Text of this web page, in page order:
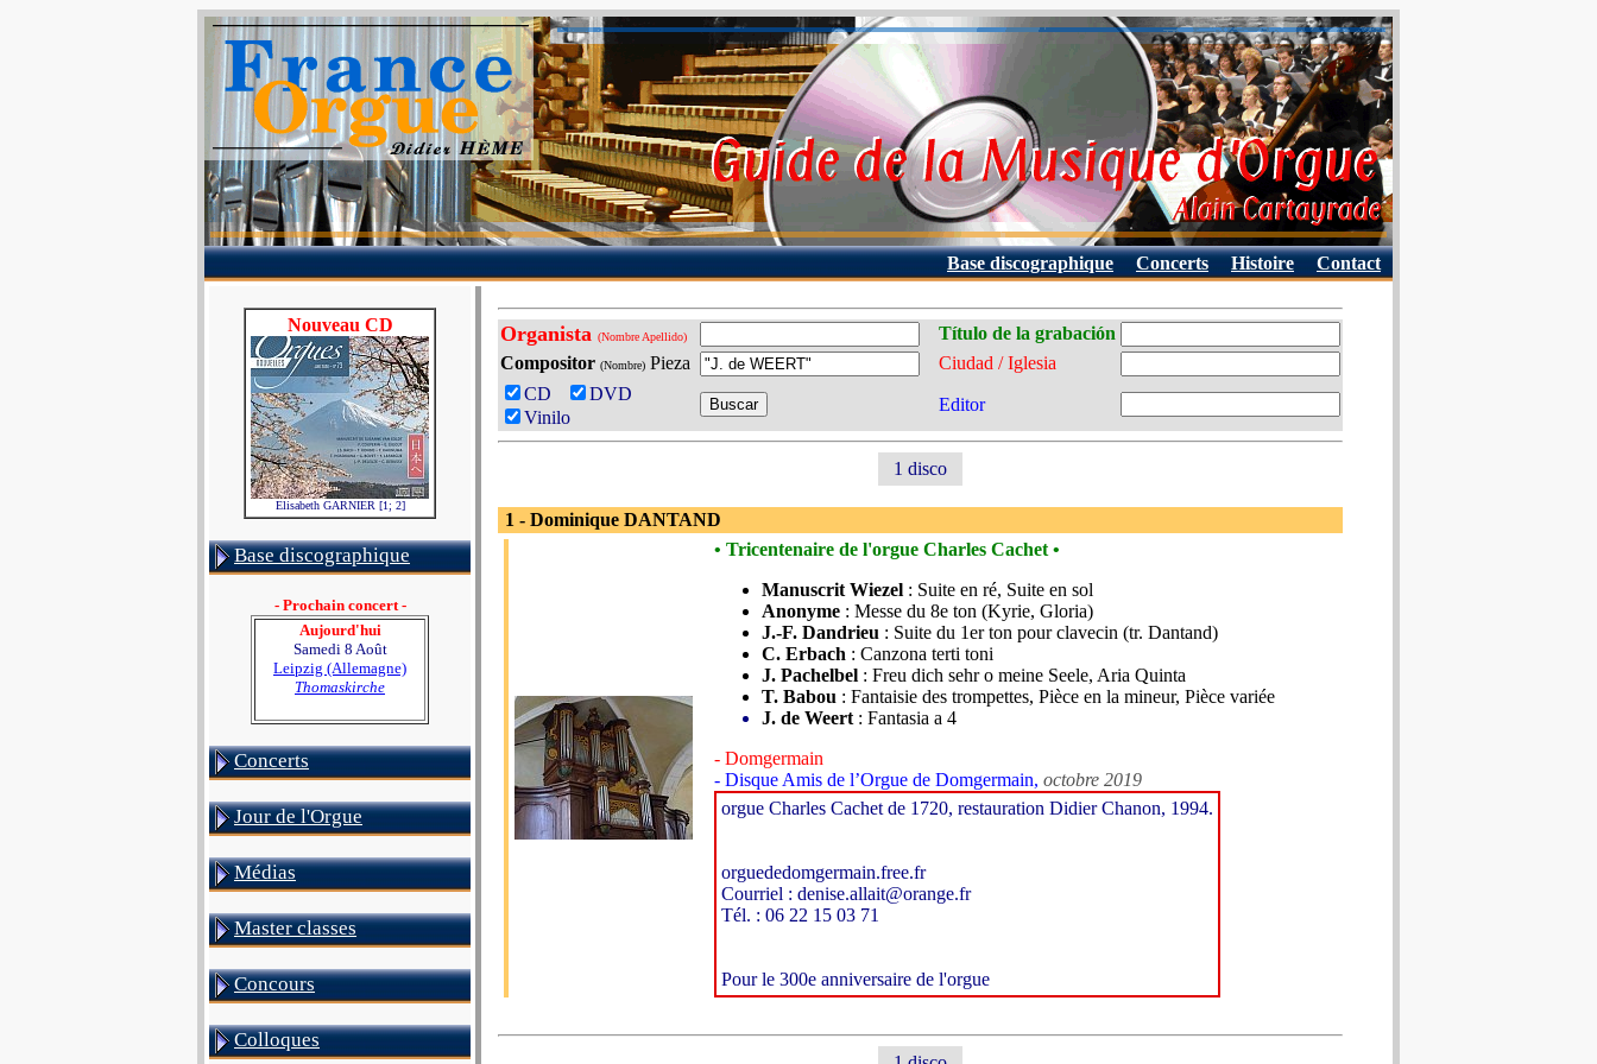
Base discographique Concerts Histoire Contact
Nouveau CD
Elisabeth GARNIER [1; 2]
Base discographique
- Prochain concert -
Aujourd'hui
Samedi 8 Août
Leipzig (Allemagne)
Thomaskirche
Concerts
Jour de l'Orgue
Médias
Master classes
Concours
Colloques
Organista (Nombre Apellido)
Título de la grabación
Compositor (Nombre) Pieza
Ciudad / Iglesia
CD
DVD
Vinilo
Editor
1 disco
1 - Dominique DANTAND
• Tricentenaire de l'orgue Charles Cachet •
Manuscrit Wiezel : Suite en ré, Suite en sol
Anonyme : Messe du 8e ton (Kyrie, Gloria)
J.-F. Dandrieu : Suite du 1er ton pour clavecin (tr. Dantand)
C. Erbach : Canzona terti toni
J. Pachelbel : Freu dich sehr o meine Seele, Aria Quinta
T. Babou : Fantaisie des trompettes, Pièce en la mineur, Pièce variée
J. de Weert : Fantasia a 4
- Domgermain
- Disque Amis de l’Orgue de Domgermain, octobre 2019
orgue Charles Cachet de 1720, restauration Didier Chanon, 1994.
orguededomgermain.free.fr
Courriel : denise.allait@orange.fr
Tél. : 06 22 15 03 71
Pour le 300e anniversaire de l'orgue